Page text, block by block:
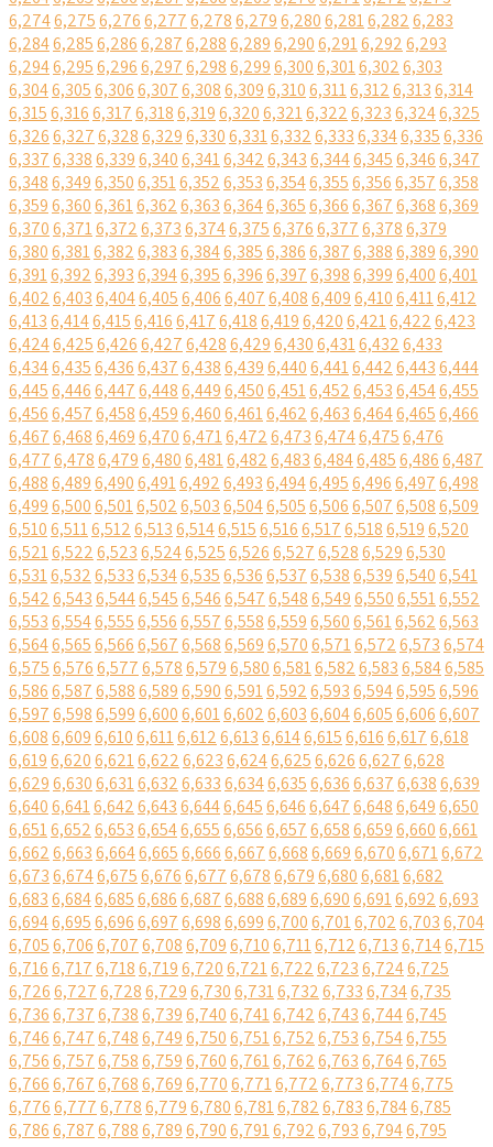
6,2746,2756,2766,2776,2786,2796,2806,2816,2826,283
6,2846,2856,2866,2876,2886,2896,2906,2916,2926,293
6,2946,2956,2966,2976,2986,2996,3006,3016,3026,303
6,3046,3056,3066,3076,3086,3096,3106,3116,3126,3136,314
6,3156,3166,3176,3186,3196,3206,3216,3226,3236,3246,325
6,3266,3276,3286,3296,3306,3316,3326,3336,3346,3356,336
6,3376,3386,3396,3406,3416,3426,3436,3446,3456,3466,347
6,3486,3496,3506,3516,3526,3536,3546,3556,3566,3576,358
6,3596,3606,3616,3626,3636,3646,3656,3666,3676,3686,369
6,3706,3716,3726,3736,3746,3756,3766,3776,3786,379
6,3806,3816,3826,3836,3846,3856,3866,3876,3886,3896,390
6,3916,3926,3936,3946,3956,3966,3976,3986,3996,4006,401
6,4026,4036,4046,4056,4066,4076,4086,4096,4106,4116,412
6,4136,4146,4156,4166,4176,4186,4196,4206,4216,4226,423
6,4246,4256,4266,4276,4286,4296,4306,4316,4326,433
6,4346,4356,4366,4376,4386,4396,4406,4416,4426,4436,444
6,4456,4466,4476,4486,4496,4506,4516,4526,4536,4546,455
6,4566,4576,4586,4596,4606,4616,4626,4636,4646,4656,466
6,4676,4686,4696,4706,4716,4726,4736,4746,4756,476
6,4776,4786,4796,4806,4816,4826,4836,4846,4856,4866,487
6,4886,4896,4906,4916,4926,4936,4946,4956,4966,4976,498
6,4996,5006,5016,5026,5036,5046,5056,5066,5076,5086,509
6,5106,5116,5126,5136,5146,5156,5166,5176,5186,5196,520
6,5216,5226,5236,5246,5256,5266,5276,5286,5296,530
6,5316,5326,5336,5346,5356,5366,5376,5386,5396,5406,541
6,5426,5436,5446,5456,5466,5476,5486,5496,5506,5516,552
6,5536,5546,5556,5566,5576,5586,5596,5606,5616,5626,563
6,5646,5656,5666,5676,5686,5696,5706,5716,5726,5736,574
6,5756,5766,5776,5786,5796,5806,5816,5826,5836,5846,585
6,5866,5876,5886,5896,5906,5916,5926,5936,5946,5956,596
6,5976,5986,5996,6006,6016,6026,6036,6046,6056,6066,607
6,6086,6096,6106,6116,6126,6136,6146,6156,6166,6176,618
6,6196,6206,6216,6226,6236,6246,6256,6266,6276,628
6,6296,6306,6316,6326,6336,6346,6356,6366,6376,6386,639
6,6406,6416,6426,6436,6446,6456,6466,6476,6486,6496,650
6,6516,6526,6536,6546,6556,6566,6576,6586,6596,6606,661
6,6626,6636,6646,6656,6666,6676,6686,6696,6706,6716,672
6,6736,6746,6756,6766,6776,6786,6796,6806,6816,682
6,6836,6846,6856,6866,6876,6886,6896,6906,6916,6926,693
6,6946,6956,6966,6976,6986,6996,7006,7016,7026,7036,704
6,7056,7066,7076,7086,7096,7106,7116,7126,7136,7146,715
6,7166,7176,7186,7196,7206,7216,7226,7236,7246,725
6,7266,7276,7286,7296,7306,7316,7326,7336,7346,735
6,7366,7376,7386,7396,7406,7416,7426,7436,7446,745
6,7466,7476,7486,7496,7506,7516,7526,7536,7546,755
6,7566,7576,7586,7596,7606,7616,7626,7636,7646,765
6,7666,7676,7686,7696,7706,7716,7726,7736,7746,775
6,7766,7776,7786,7796,7806,7816,7826,7836,7846,785
6,7866,7876,7886,7896,7906,7916,7926,7936,7946,795